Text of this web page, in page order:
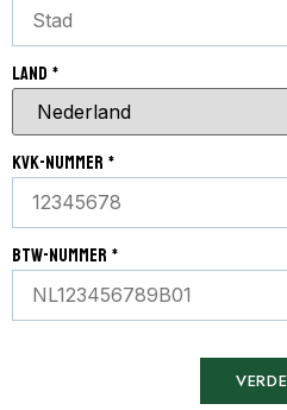
land*
KVK-nummer*
btw-nummer*